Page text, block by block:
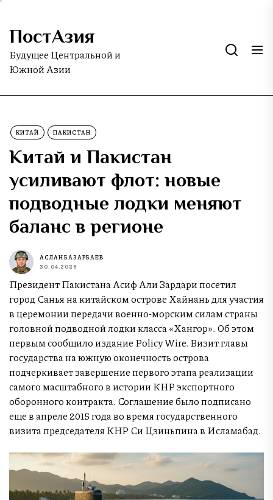
Skip
the
content
ПостАзия
Будущее Центральной и
Южной Азии
КИТАЙ ПАКИСТАН
Китай и Пакистан
усиливают флот: новые
подводные лодки меняют
баланс в регионе
АСЛАН БАЗАРБАЕВ
30.04.2026
Президент Пакистана Асиф Али Зардари посетил
город Санья на китайском острове Хайнань для участия
в церемонии передачи военно-морским силам страны
головной подводной лодки класса «Хангор». Об этом
первым сообщило издание Policy Wire. Визит главы
государства на южную оконечность острова
подчеркивает завершение первого этапа реализации
самого масштабного в истории КНР экспортного
оборонного контракта. Соглашение было подписано
еще в апреле 2015 года во время государственного
визита председателя КНР Си Цзиньпина в Исламабад.